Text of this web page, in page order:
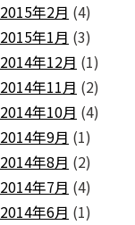
2015年2月 (4)
2015年1月 (3)
2014年12月 (1)
2014年11月 (2)
2014年10月 (4)
2014年9月 (1)
2014年8月 (2)
2014年7月 (4)
2014年6月 (1)